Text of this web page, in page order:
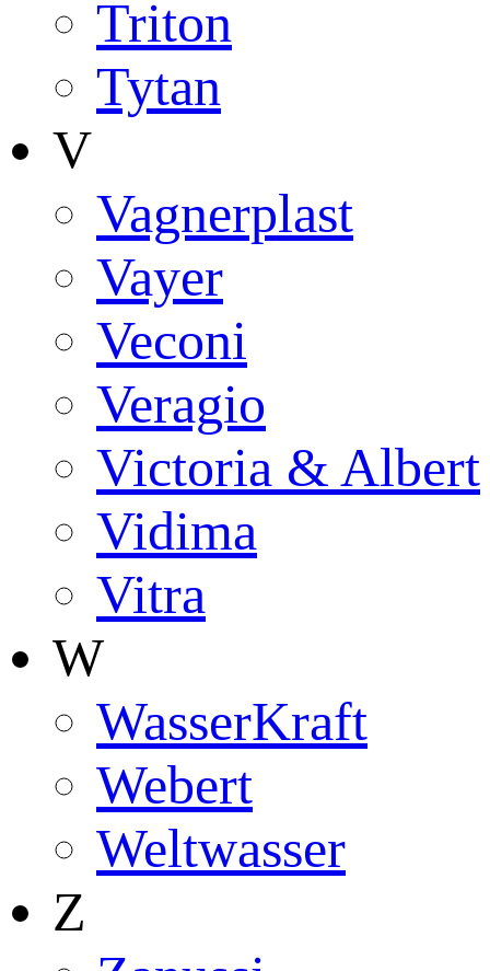
Triton
Tytan
V
Vagnerplast
Vayer
Veconi
Veragio
Victoria & Albert
Vidima
Vitra
W
WasserKraft
Webert
Weltwasser
Z